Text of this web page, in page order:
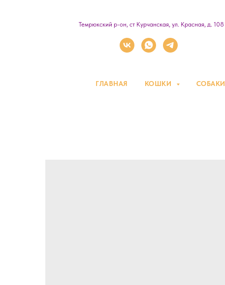
Темрюкский р-он, ст Курчанская, ул. Красная, д. 108
ГЛАВНАЯ КОШКИ СОБАКИ